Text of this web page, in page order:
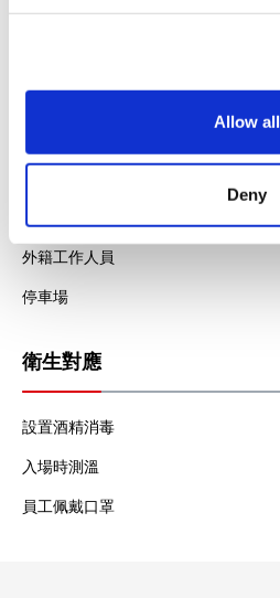
Allow all
Deny
外籍工作人員
停車場
衛生對應
設置酒精消毒
入場時測溫
員工佩戴口罩